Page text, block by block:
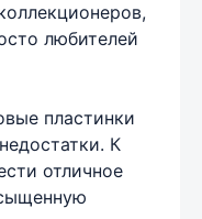
любителей
пластинки
К
отличное